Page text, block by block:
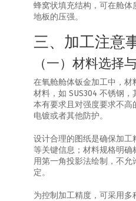
蜂窝状填充结构，可在舱
地板的压强。
三、加工注意
（一）材料选择
在氧舱舱体钣金加工中，
材料，如 SUS304 不锈钢
本有要求且对强度要求不高
电镀或者其他防护。
设计合理的图纸是确保加
等关键信息；材料规格明
用第一角投影法绘制，不
定。
为控制加工精度，可采用